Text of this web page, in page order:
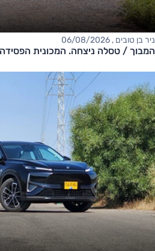
ניר בן טובים , 06/08/2026
המבוך / טסלה ניצחה. המכונית הפסידה